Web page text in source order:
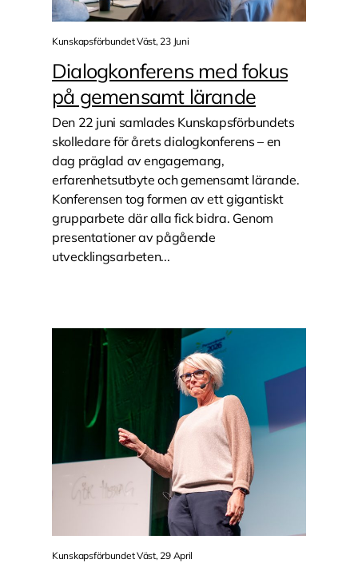
Kunskapsförbundet Väst, 23 Juni
Dialogkonferens med fokus
på gemensamt lärande
Den 22 juni samlades Kunskapsförbundets
skolledare för årets dialogkonferens – en
dag präglad av engagemang,
erfarenhetsutbyte och gemensamt lärande.
Konferensen tog formen av ett gigantiskt
grupparbete där alla fick bidra. Genom
presentationer av pågående
utvecklingsarbeten...
Kunskapsförbundet Väst, 29 April